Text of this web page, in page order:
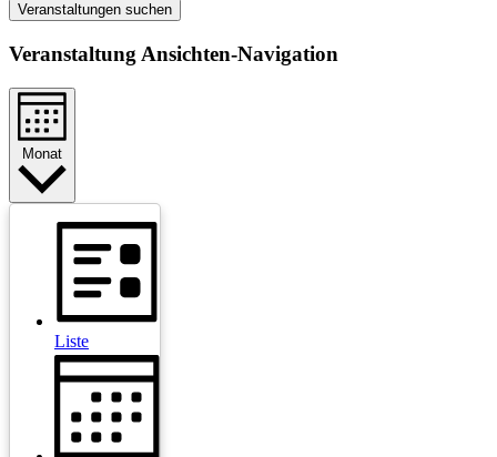
Veranstaltungen suchen
Veranstaltung Ansichten-Navigation
Monat
Liste